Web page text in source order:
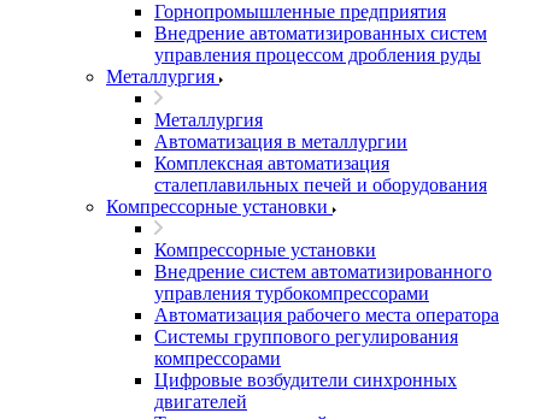
Горнопромышленные предприятия
Внедрение автоматизированных систем
управления процессом дробления руды
Металлургия
Металлургия
Автоматизация в металлургии
Комплексная автоматизация
сталеплавильных печей и оборудования
Компрессорные установки
Компрессорные установки
Внедрение систем автоматизированного
управления турбокомпрессорами
Автоматизация рабочего места оператора
Системы группового регулирования
компрессорами
Цифровые возбудители синхронных
двигателей